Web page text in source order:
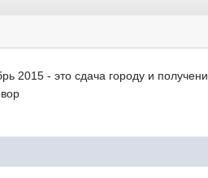
2015 - это сдача городу и